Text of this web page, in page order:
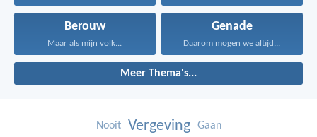
Berouw
Maar als mijn volk...
Genade
Daarom mogen we altijd...
Meer Thema's...
Nooit Vergeving Gaan